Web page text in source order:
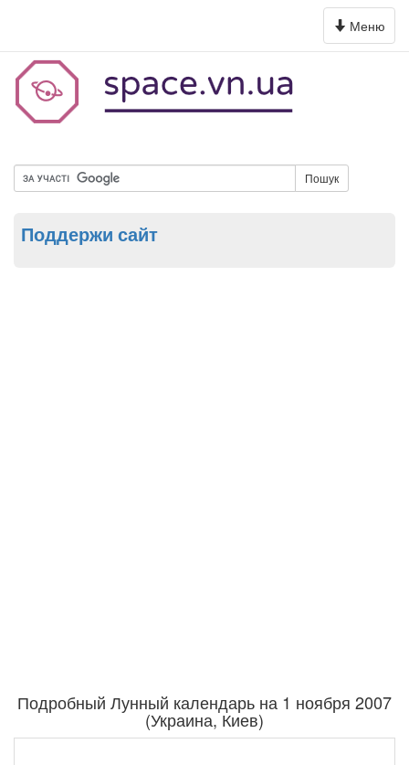
Toggle
navigation
Меню
Пошук
Поддержи сайт
Подробный Лунный календарь на 1 ноября 2007
(Украина, Киев)